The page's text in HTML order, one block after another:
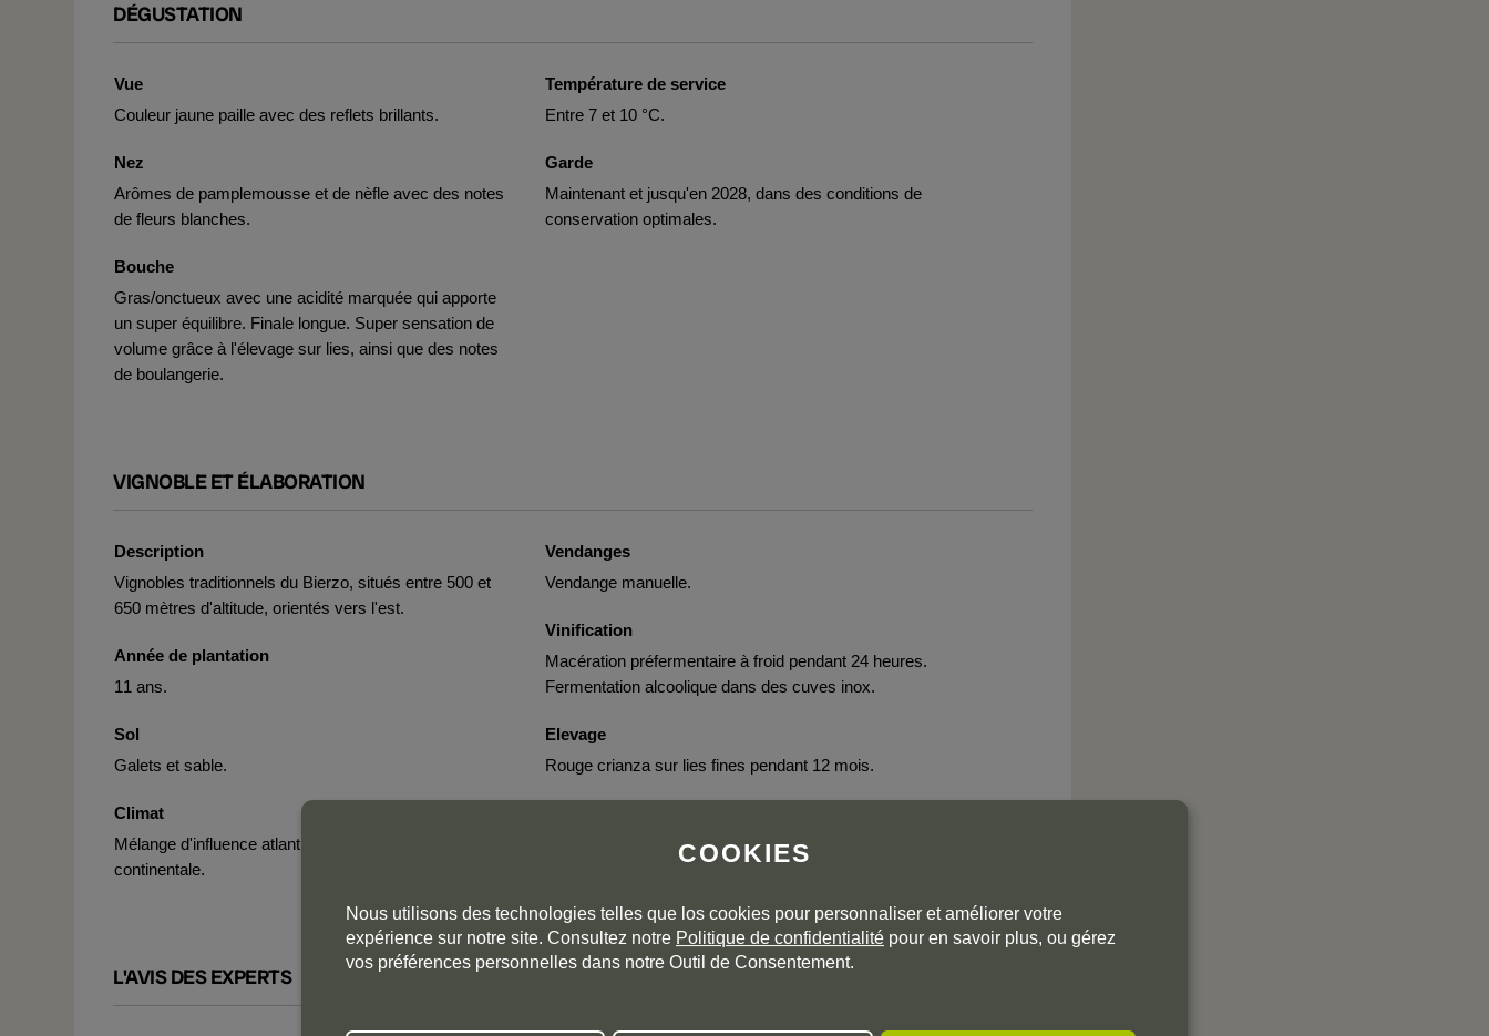
DÉGUSTATION
Vue
Couleur jaune paille avec des reflets brillants.
Nez
Arômes de pamplemousse et de nèfle avec des notes
de fleurs blanches.
Bouche
Gras/onctueux avec une acidité marquée qui apporte
un super équilibre. Finale longue. Super sensation de
volume grâce à l'élevage sur lies, ainsi que des notes
de boulangerie.
Température de service
Entre 7 et 10 °C.
Garde
Maintenant et jusqu'en 2028, dans des conditions de
conservation optimales.
VIGNOBLE ET ÉLABORATION
Description
Vignobles traditionnels du Bierzo, situés entre 500 et
650 mètres d'altitude, orientés vers l'est.
Année de plantation
11 ans.
Sol
Galets et sable.
Climat
Mélange d'influence atlantique et méditerranéenne
continentale.
Vendanges
Vendange manuelle.
Vinification
Macération préfermentaire à froid pendant 24 heures.
Fermentation alcoolique dans des cuves inox.
Elevage
Rouge crianza sur lies fines pendant 12 mois.
L'AVIS DES EXPERTS
COOKIES
Nous utilisons des technologies telles que los cookies pour personnaliser et améliorer votre
expérience sur notre site. Consultez notre Politique de confidentialité pour en savoir plus, ou gérez
vos préférences personnelles dans notre Outil de Consentement.